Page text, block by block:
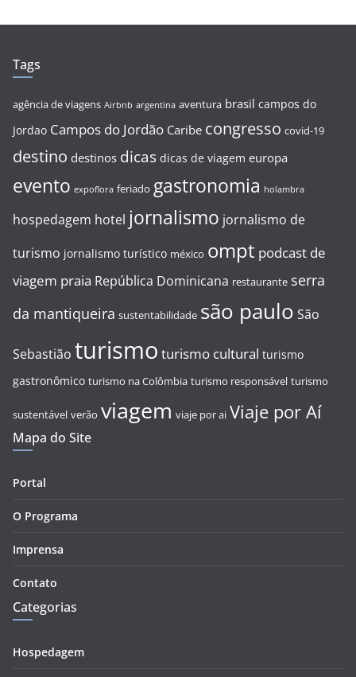
Tags
agência de viagens Airbnb argentina aventura brasil campos do
Jordao Campos do Jordão Caribe congresso covid-19
destino destinos dicas dicas de viagem europa
evento expoflora feriado gastronomia holambra
hospedagem hotel jornalismo jornalismo de
turismo jornalismo turístico méxico ompt podcast de
viagem praia República Dominicana restaurante serra
da mantiqueira sustentabilidade são paulo São
Sebastião turismo turismo cultural turismo
gastronômico turismo na Colômbia turismo responsável turismo
sustentável verão viagem viaje por ai Viaje por Aí
Mapa do Site
Portal
O Programa
Imprensa
Contato
Categorias
Hospedagem